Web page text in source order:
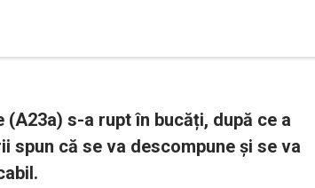
s-a rupt în bucăți, după ce a
spun că se va descompune și se va